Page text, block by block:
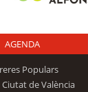
Logo Fundación
AGENDA
Populars
de València